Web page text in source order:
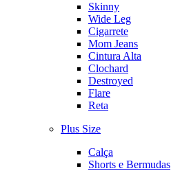
Skinny
Wide Leg
Cigarrete
Mom Jeans
Cintura Alta
Clochard
Destroyed
Flare
Reta
Plus Size
Calça
Shorts e Bermudas